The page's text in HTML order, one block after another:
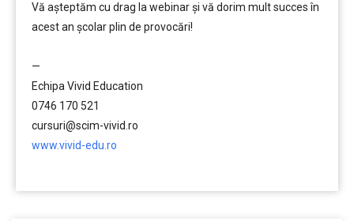
Vă aşteptăm cu drag la webinar şi vă dorim mult succes în
acest an şcolar plin de provocări!
—
Echipa Vivid Education
0746 170 521
cursuri@scim-vivid.ro
www.vivid-edu.ro